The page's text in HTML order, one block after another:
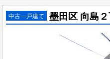
中古一戸建て 墨田区 向島２